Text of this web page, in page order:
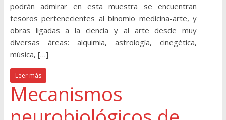
podrán admirar en esta muestra se encuentran
tesoros pertenecientes al binomio medicina-arte, y
obras ligadas a la ciencia y al arte desde muy
diversas áreas: alquimia, astrología, cinegética,
música, […]
Leer más
Mecanismos